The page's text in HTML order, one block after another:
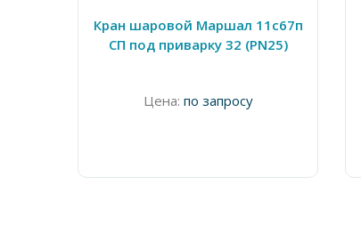
Кран шаровой Маршал 11с67п
СП под приварку 32 (PN25)
Цена: по запросу